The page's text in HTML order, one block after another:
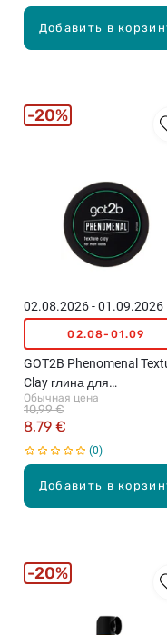
Добавить в
Добавить в
02.08.2026 - 01.09.2026
02.08-01.09
GOT2B Phenomenal
Clay глина для
моделирования волос,
100мл
Обычная цена
8,79 €
10,99 €
0
20%
20%